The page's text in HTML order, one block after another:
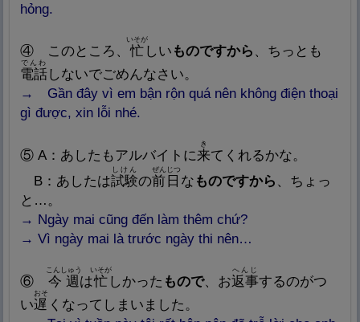
hỏng.
④ このところ、 忙
いそが
しい ものですから
、ちっとも
電話
でんわ
しないでごめんなさい。
→ Gần đây vì em bận rộn quá nên không điện thoại
gì được, xin lỗi nhé.
⑤A：あしたもアルバイトに来
き
てくれるかな。
B：あしたは試験
しけん
の前
Nghĩa: Trước, trước đây, trước
日
ぜんじつ
な ものですから
、ちょっ
と…。
→ Ngày mai cũng đến làm thêm chứ?
→ Vì ngày mai là trước ngày thi nên…
⑥ 今 週
こんしゅう
は忙
いそが
しかった もので、お返事
へんじ
するのがつ
い遅
おそ
くなってしまいました。